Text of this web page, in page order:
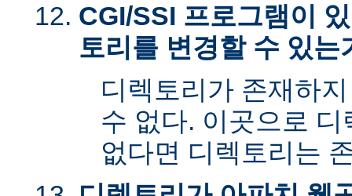
CGI/SSI 프로그램이
토리를 변경할 수 있는
디렉토리가 존재하
수 없다. 이곳으로
없다면 디렉토리는